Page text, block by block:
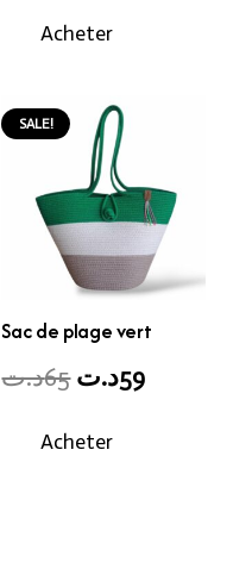
Acheter
SALE!
Sac de plage vert
65د.ت
Original
was:
59د.ت
Current
Acheter